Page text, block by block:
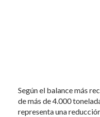
Según el balance más
de más de 4.000
representa una